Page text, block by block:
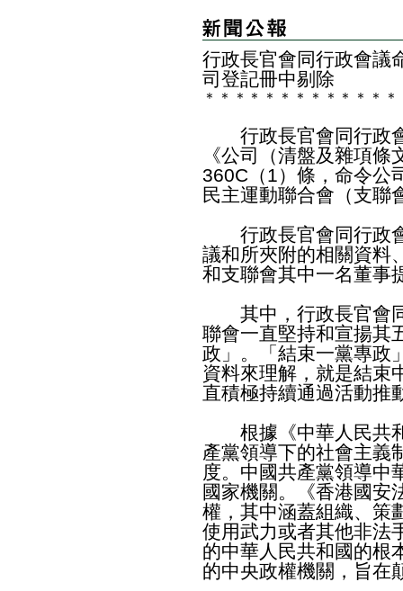
行政長官會同行政會議
司登記冊中剔除
＊ ＊ ＊ ＊ ＊ ＊ ＊ ＊ ＊ ＊ ＊ ＊ ＊
行政長官會同行政會
《公司（清盤及雜項
360C（1）條，命令公
民主運動聯合會（支聯
行政長官會同行政會
議和所夾附的相關資料
和支聯會其中一名董事
其中，行政長官會同
聯會一直堅持和宣揚其
政」。「結束一黨專政
資料來理解，就是結束
直積極持續通過活動推
根據《中華人民共和
產黨領導下的社會主義
度。中國共產黨領導中
國家機關。《香港國安
權，其中涵蓋組織、策
使用武力或者其他非法
的中華人民共和國的根
的中央政權機關，旨在